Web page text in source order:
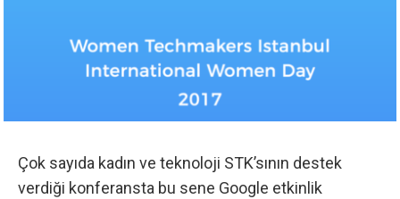
Çok sayıda kadın ve teknoloji STK’sının destek
verdiği konferansta bu sene Google etkinlik